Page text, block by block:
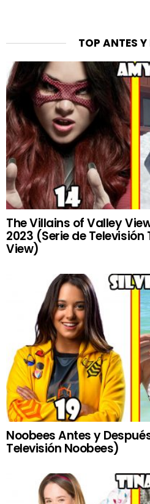
TOP ANTES Y
The Villains of Valley
2023 (Serie de
View)
Noobees Antes y
Televisión Noobees)